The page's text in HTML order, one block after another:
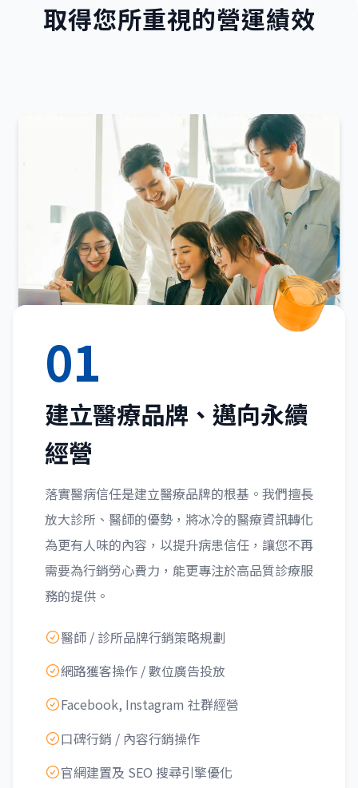
取得您所重視的營運績效
01
建立醫療品牌、邁向永續
經營
落實醫病信任是建立醫療品牌的根基。我們擅長
放大診所、醫師的優勢，將冰冷的醫療資訊轉化
為更有人味的內容，以提升病患信任，讓您不再
需要為行銷勞心費力，能更專注於高品質診療服
務的提供。
醫師 / 診所品牌行銷策略規劃
網路獲客操作 / 數位廣告投放
Facebook, Instagram 社群經營
口碑行銷 / 內容行銷操作
官網建置及 SEO 搜尋引擎優化